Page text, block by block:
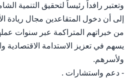
وتعتبر رافداً رئيساً لتحقيق التنمية
إلى أن دخول المتقاعدين مجال ريادة
من خبراتهم المتراكمة عبر سنوات
يسهم في تعزيز الاستدامة الاقتصادية
ولأسرهم.
- دعم واستشارات .